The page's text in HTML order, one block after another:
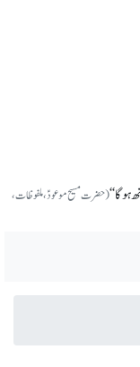
ہوگا‘‘(حضرت مسیح موعودؑ، ملفوظات،